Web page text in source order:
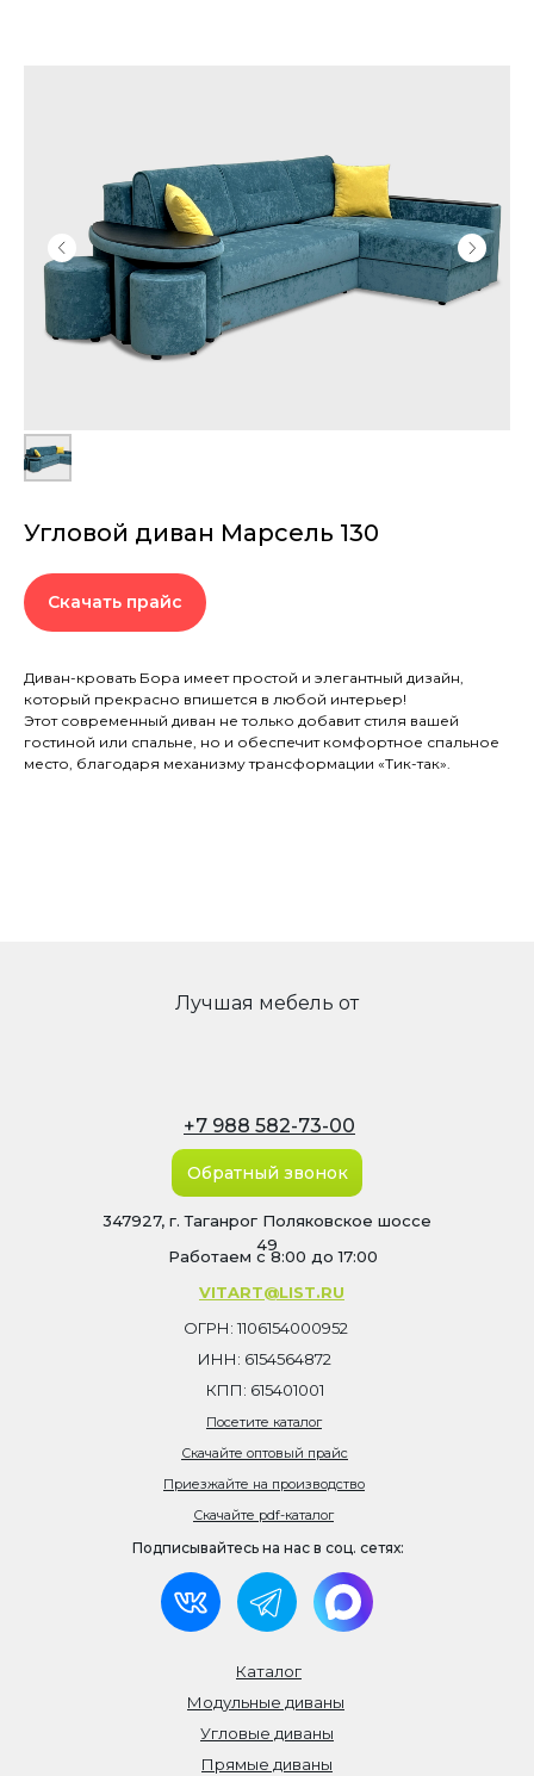
Угловой диван Марсель 130
Скачать прайс
Диван-кровать Бора имеет простой и элегантный дизайн,
который прекрасно впишется в любой интерьер!
Этот современный диван не только добавит стиля вашей
гостиной или спальне, но и обеспечит комфортное спальное
место, благодаря механизму трансформации «Тик-так».
Прямые диваны
Угловые диваны
Модульные диваны
Каталог
Работаем с 8:00 до 17:00
347927, г. Таганрог Поляковское шоссе
49
VITART@LIST.RU
+7 988 582-73-00
Лучшая мебель от
Обратный звонок
Подписывайтесь на нас в соц. сетях:
Посетите каталог
Скачайте оптовый прайс
Приезжайте на производство
Скачайте pdf-каталог
КПП: 615401001
ИНН: 6154564872
ОГРН: 1106154000952